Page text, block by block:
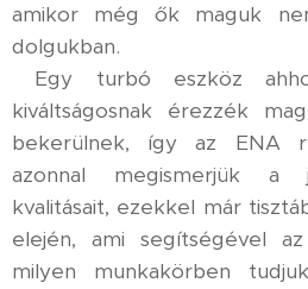
amikor még ők maguk
dolgukban.
Egy turbó eszköz
kiváltságosnak érezzék
bekerülnek, így az ENA
azonnal megismerjük a
kvalitásait, ezekkel már
elején, ami segítségével
milyen munkakörben